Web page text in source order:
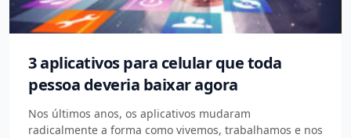
3 aplicativos para celular que toda
pessoa deveria baixar agora
Nos últimos anos, os aplicativos mudaram
radicalmente a forma como vivemos, trabalhamos e nos